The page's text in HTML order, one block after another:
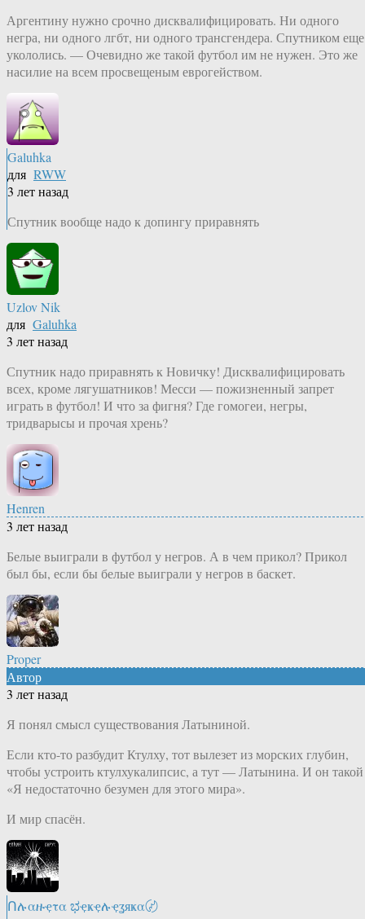
Аргентину нужно срочно дисквалифицировать. Ни одного
негра, ни одного лгбт, ни одного трансгендера. Спутником еще
укололись. — Очевидно же такой футбол им не нужен. Это же
насилие на всем просвещеным еврогейством.
Galuhka
для RWW
3 лет назад
Спутник вообще надо к допингу приравнять
Uzlov Nik
для Galuhka
3 лет назад
Спутник надо приравнять к Новичку! Дисквалифицировать
всех, кроме лягушатников! Месси — пожизненный запрет
играть в футбол! И что за фигня? Где гомогеи, негры,
тридварысы и прочая хрень?
Henren
3 лет назад
Белые выиграли в футбол у негров. А в чем прикол? Прикол
был бы, если бы белые выиграли у негров в баскет.
Proper
Автор
3 лет назад
Я понял смысл существования Латыниной.
Если кто-то разбудит Ктулху, тот вылезет из морских глубин,
чтобы устроить ктулхукалипсис, а тут — Латынина. И он такой
«Я недостаточно безумен для этого мира».
И мир спасён.
Ոሉαዙҿτα ಭҿҝҿሉҿʓяҝα〄